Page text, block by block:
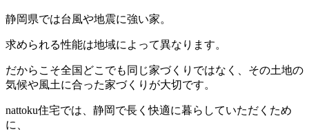
静岡県では台風や地震に強い家。
求められる性能は地域によって異なります。
だからこそ全国どこでも同じ家づくりではなく、その土地の
気候や風土に合った家づくりが大切です。
nattoku住宅では、静岡で長く快適に暮らしていただくため
に、